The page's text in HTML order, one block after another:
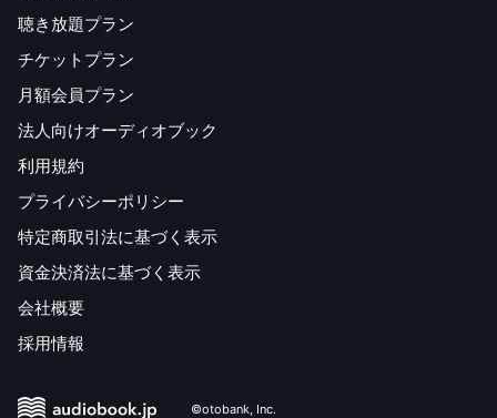
聴き放題プラン
チケットプラン
月額会員プラン
法人向けオーディオブック
利用規約
プライバシーポリシー
特定商取引法に基づく表示
資金決済法に基づく表示
会社概要
採用情報
©otobank, Inc.